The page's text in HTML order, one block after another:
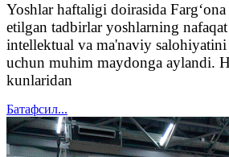
Yoshlar haftaligi doirasida
etilgan tadbirlar yoshlarning
intellektual va ma'naviy
uchun muhim maydonga aylandi.
kunlaridan
Батафсил...